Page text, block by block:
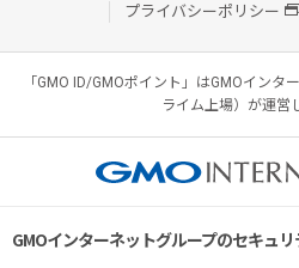
プライバシーポリシー
「GMO ID/GMOポイント」はGMOインタ
ライム上場）が運営
GMOインターネットグループのセキュ